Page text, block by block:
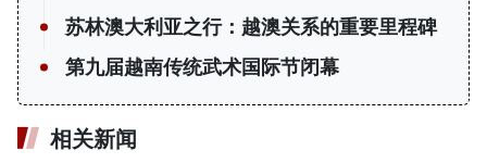
苏林澳大利亚之行：越澳关系的重要里程碑
第九届越南传统武术国际节闭幕
相关新闻